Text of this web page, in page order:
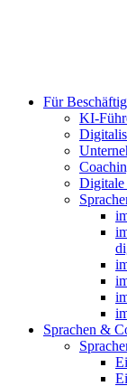
Für
KI-
Digitale
Sprachen &